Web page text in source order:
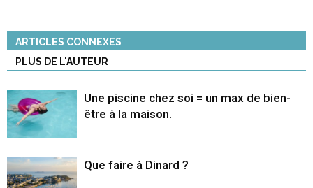
ARTICLES CONNEXES
PLUS DE L'AUTEUR
Une piscine chez soi = un max de bien-
être à la maison.
Que faire à Dinard ?